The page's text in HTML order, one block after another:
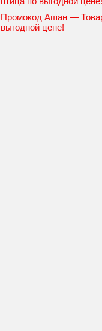
Промокод Ашан —
выгодной цене!